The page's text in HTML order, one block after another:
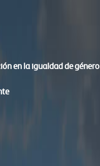
en la igualdad de género